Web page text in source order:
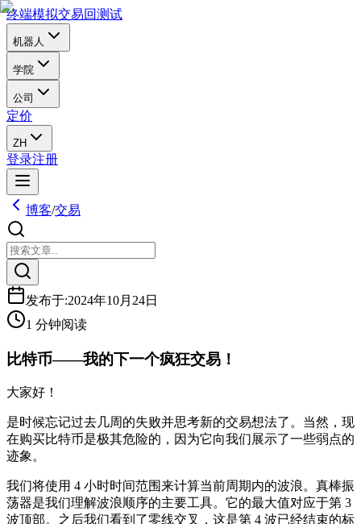
终端模拟交易回测试
机器人
学院
公司
定价
ZH
登录注册
博客/交易
发布于:2024年10月24日
1 分钟阅读
比特币——我的下一个疯狂交易！
大家好！
是时候忘记过去几周的失败并思考新的交易想法了。当然，现
在购买比特币是极其危险的，因为它向我们展示了一些弱点的
迹象。
我们将使用 4 小时时间范围来计算当前周期内的波浪。真棒振
荡器是我们理解波浪顺序的主要工具。它的最大值对应于第 3
波顶部。之后我们看到了零线交叉，这是第 4 波已经结束的标